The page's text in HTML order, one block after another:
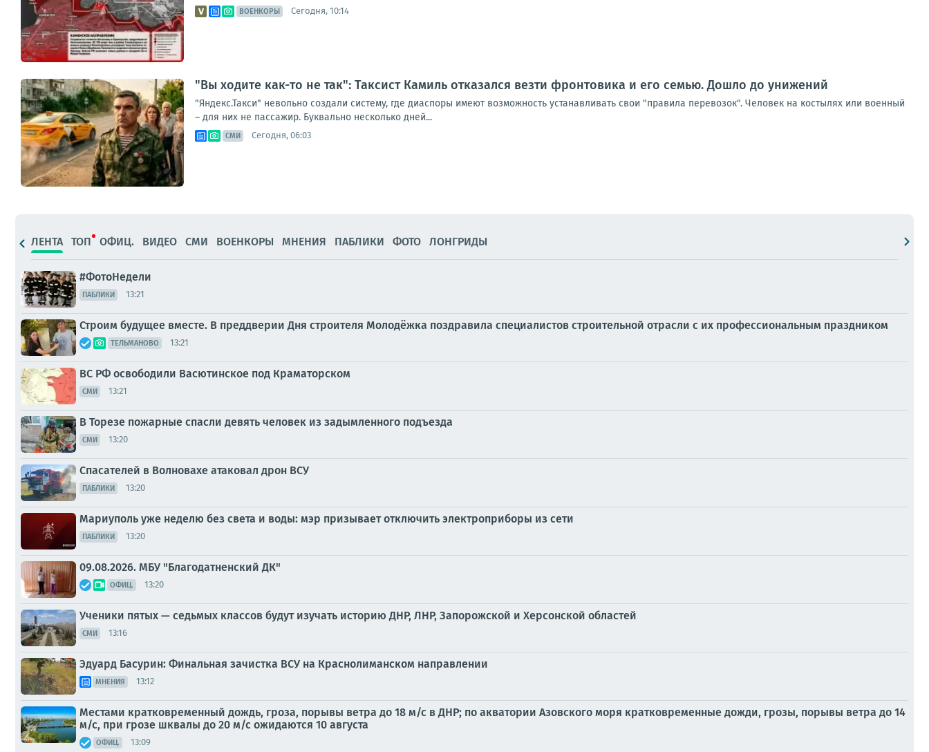
ВОЕНКОРЫ Сегодня, 10:14
"Вы ходите как-то не так": Таксист Камиль отказался везти фронтовика и его семью. Дошло до унижений
"Яндекс.Такси" невольно создали систему, где диаспоры имеют возможность устанавливать свои "правила перевозок". Человек на костылях или военный
– для них не пассажир. Буквально несколько дней...
СМИ Сегодня, 06:03
ЛЕНТА ТОП ОФИЦ. ВИДЕО СМИ ВОЕНКОРЫ МНЕНИЯ ПАБЛИКИ ФОТО ЛОНГРИДЫ
#ФотоНедели
ПАБЛИКИ 13:21
Строим будущее вместе. В преддверии Дня строителя Молодёжка поздравила специалистов строительной отрасли с их профессиональным праздником
ТЕЛЬМАНОВО 13:21
ВС РФ освободили Васютинское под Краматорском
СМИ 13:21
В Торезе пожарные спасли девять человек из задымленного подъезда
СМИ 13:20
Спасателей в Волновахе атаковал дрон ВСУ
ПАБЛИКИ 13:20
Мариуполь уже неделю без света и воды: мэр призывает отключить электроприборы из сети
ПАБЛИКИ 13:20
09.08.2026. МБУ "Благодатненский ДК"
ОФИЦ. 13:20
Ученики пятых — седьмых классов будут изучать историю ДНР, ЛНР, Запорожской и Херсонской областей
СМИ 13:16
Эдуард Басурин: Финальная зачистка ВСУ на Краснолиманском направлении
МНЕНИЯ 13:12
Местами кратковременный дождь, гроза, порывы ветра до 18 м/с в ДНР; по акватории Азовского моря кратковременные дожди, грозы, порывы ветра до 14
м/с, при грозе шквалы до 20 м/с ожидаются 10 августа
ОФИЦ. 13:09